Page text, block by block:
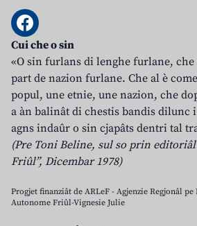
Cui che o sin
«O sin furlans di lenghe furlane,
part de nazion furlane. Che al è
popul, une etnie, une nazion, che
a àn balinât di chestis bandis dilunc
agns indaûr o sin cjapâts dentri tal
(Pre Toni Beline, sul so prin editoriâl
Friûl”, Dicembar 1978)
Progjet finanziât de ARLeF - Agjenzie Regjonâl
Autonome Friûl-Vignesie Julie